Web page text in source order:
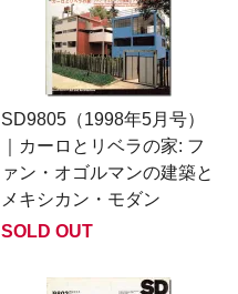
SD9805（1998年5月号）
｜カーロとリベラの家: フ
ァン・オゴルマンの建築と
メキシカン・モダン
SOLD OUT